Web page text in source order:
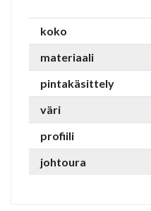
koko
materiaali
pintakäsittely
väri
profiili
johtoura